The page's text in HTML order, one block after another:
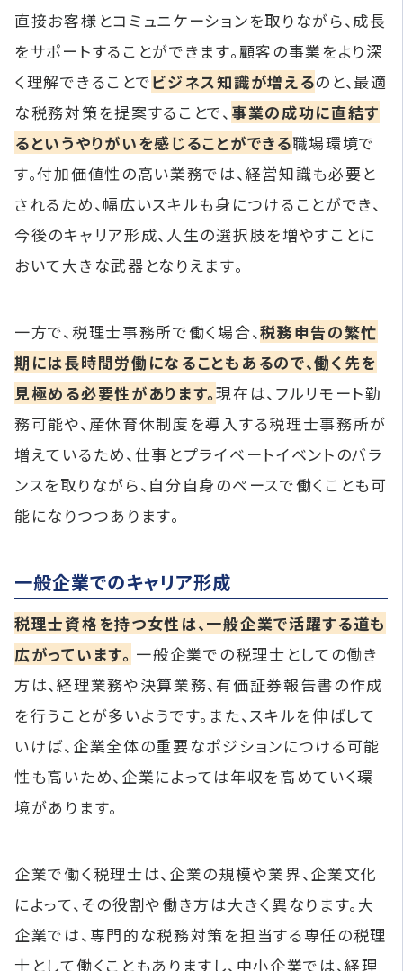
直接お客様とコミュニケーションを取りながら、成長
をサポートすることができます。顧客の事業をより深
く理解できることでビジネス知識が増えるのと、最適
な税務対策を提案することで、 事業の成功に直結す
るというやりがいを感じることができる職場環境で
す。付加価値性の高い業務では、経営知識も必要と
されるため、幅広いスキルも身につけることができ、
今後のキャリア形成、人生の選択肢を増やすことに
おいて大きな武器となりえます。
一方で、税理士事務所で働く場合、税務申告の繁忙
期には長時間労働になることもあるので、働く先を
見極める必要性があります。現在は、フルリモート勤
務可能や、産休育休制度を導入する税理士事務所が
増えているため、仕事とプライベートイベントのバラ
ンスを取りながら、自分自身のペースで働くことも可
能になりつつあります。
一般企業でのキャリア形成
税理士資格を持つ女性は、一般企業で活躍する道も
広がっています。 一般企業での税理士としての働き
方は、経理業務や決算業務、有価証券報告書の作成
を行うことが多いようです。また、スキルを伸ばして
いけば、企業全体の重要なポジションにつける可能
性も高いため、企業によっては年収を高めていく環
境があります。
企業で働く税理士は、企業の規模や業界、企業文化
によって、その役割や働き方は大きく異なります。大
企業では、専門的な税務対策を担当する専任の税理
士として働くこともありますし、中小企業では、経理